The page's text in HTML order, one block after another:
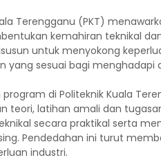
Terengganu (PKT)
kemahiran teknikal
untuk menyokong
yang sesuai bagi menghadapi
program di Politeknik Kuala
teori, latihan amali dan
secara praktikal serta
Pendedahan ini turut
industri.